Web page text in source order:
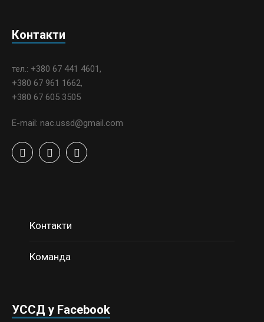
Контакти
тел.: +380 67 441 4601,
+380 67 961 1662,
+380 67 605 3505
E-mail: nac.ussd@gmail.com
Контакти
Команда
УССД у Facebook